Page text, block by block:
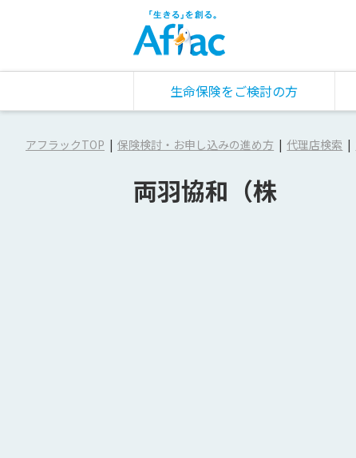
生命保険をご検討の方
アフラックTOP 保険検討・お申し込みの進め方 代理店検索
両羽協和（株